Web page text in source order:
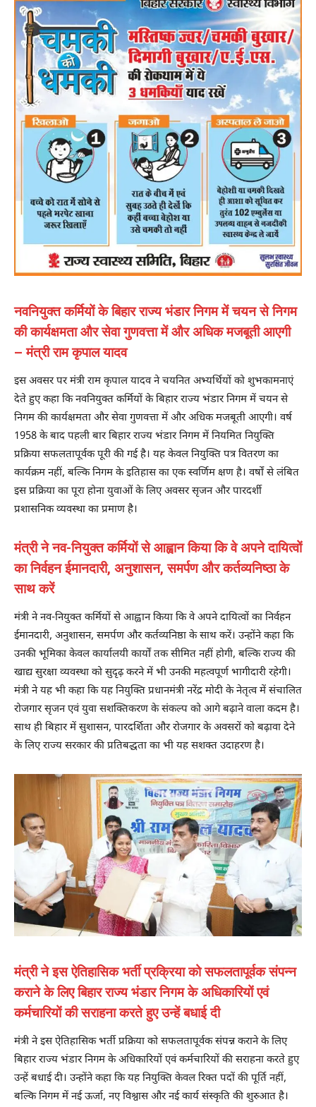
नवनियुक्त कर्मियों के बिहार राज्य भंडार निगम में चयन से निगम
की कार्यक्षमता और सेवा गुणवत्ता में और अधिक मजबूती आएगी
– मंत्री राम कृपाल यादव
इस अवसर पर मंत्री राम कृपाल यादव ने चयनित अभ्यर्थियों को शुभकामनाएं
देते हुए कहा कि नवनियुक्त कर्मियों के बिहार राज्य भंडार निगम में चयन से
निगम की कार्यक्षमता और सेवा गुणवत्ता में और अधिक मजबूती आएगी। वर्ष
1958 के बाद पहली बार बिहार राज्य भंडार निगम में नियमित नियुक्ति
प्रक्रिया सफलतापूर्वक पूरी की गई है। यह केवल नियुक्ति पत्र वितरण का
कार्यक्रम नहीं, बल्कि निगम के इतिहास का एक स्वर्णिम क्षण है। वर्षों से लंबित
इस प्रक्रिया का पूरा होना युवाओं के लिए अवसर सृजन और पारदर्शी
प्रशासनिक व्यवस्था का प्रमाण है।
मंत्री ने नव-नियुक्त कर्मियों से आह्वान किया कि वे अपने दायित्वों
का निर्वहन ईमानदारी, अनुशासन, समर्पण और कर्तव्यनिष्ठा के
साथ करें
मंत्री ने नव-नियुक्त कर्मियों से आह्वान किया कि वे अपने दायित्वों का निर्वहन
ईमानदारी, अनुशासन, समर्पण और कर्तव्यनिष्ठा के साथ करें। उन्होंने कहा कि
उनकी भूमिका केवल कार्यालयी कार्यों तक सीमित नहीं होगी, बल्कि राज्य की
खाद्य सुरक्षा व्यवस्था को सुदृढ़ करने में भी उनकी महत्वपूर्ण भागीदारी रहेगी।
मंत्री ने यह भी कहा कि यह नियुक्ति प्रधानमंत्री नरेंद्र मोदी के नेतृत्व में संचालित
रोजगार सृजन एवं युवा सशक्तिकरण के संकल्प को आगे बढ़ाने वाला कदम है।
साथ ही बिहार में सुशासन, पारदर्शिता और रोजगार के अवसरों को बढ़ावा देने
के लिए राज्य सरकार की प्रतिबद्धता का भी यह सशक्त उदाहरण है।
मंत्री ने इस ऐतिहासिक भर्ती प्रक्रिया को सफलतापूर्वक संपन्न
कराने के लिए बिहार राज्य भंडार निगम के अधिकारियों एवं
कर्मचारियों की सराहना करते हुए उन्हें बधाई दी
मंत्री ने इस ऐतिहासिक भर्ती प्रक्रिया को सफलतापूर्वक संपन्न कराने के लिए
बिहार राज्य भंडार निगम के अधिकारियों एवं कर्मचारियों की सराहना करते हुए
उन्हें बधाई दी। उन्होंने कहा कि यह नियुक्ति केवल रिक्त पदों की पूर्ति नहीं,
बल्कि निगम में नई ऊर्जा, नए विश्वास और नई कार्य संस्कृति की शुरुआत है।